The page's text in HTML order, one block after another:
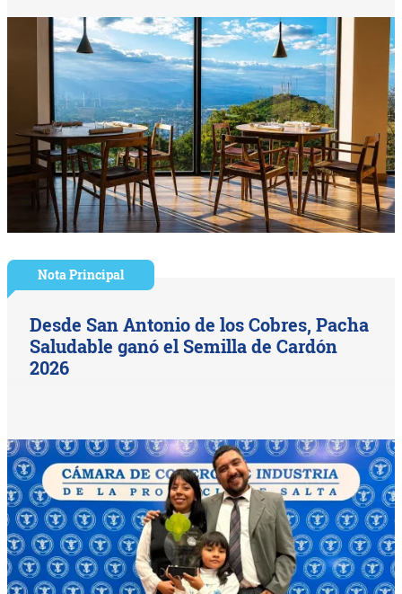
Nota Principal
Desde San Antonio de los Cobres, Pacha
Saludable ganó el Semilla de Cardón
2026